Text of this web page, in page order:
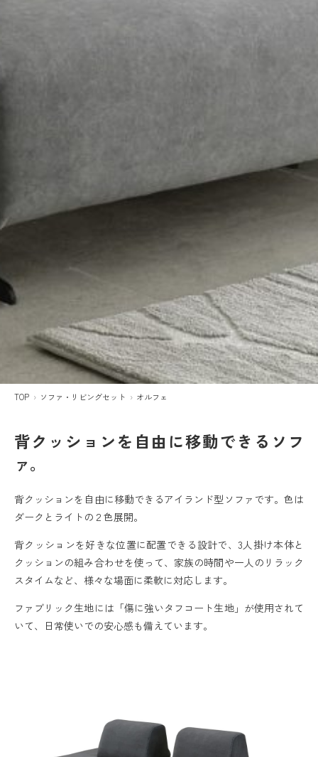
TOP ソファ・リビングセット オルフェ
背クッションを自由に移動できるソフ
ァ。
背クッションを自由に移動できるアイランド型ソファです。色は
ダークとライトの２色展開。
背クッションを好きな位置に配置できる設計で、3人掛け本体と
クッションの組み合わせを使って、家族の時間や一人のリラック
スタイムなど、様々な場面に柔軟に対応します。
ファブリック生地には「傷に強いタフコート生地」が使用されて
いて、日常使いでの安心感も備えています。